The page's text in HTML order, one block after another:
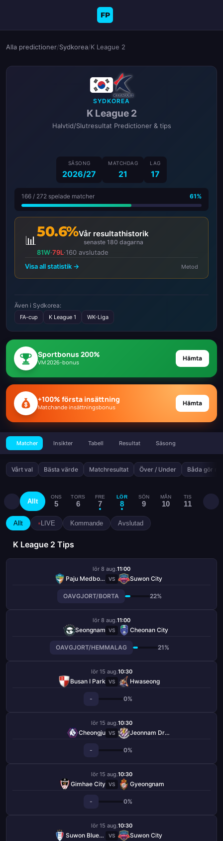
FP
Alla predictioner/Sydkorea/K League 2
SYDKOREA
K League 2
Halvtid/Slutresultat Predictioner & tips
SÄSONG
2026/27
MATCHDAG
21
LAG
17
166 / 272 spelade matcher 61%
📊
50.6%Vår resultathistorik
senaste 180 dagarna
81W·79L·160 avslutade
Visa all statistik →
Metod
Även i Sydkorea:
FA-cup K League 1 WK-Liga
Sportbonus 200%
VM 2026-bonus Hämta
+100% första insättning
Matchande insättningsbonus Hämta
Matcher Insikter Tabell Resultat Säsong
Vårt val Bästa värde Matchresultat Över / Under Båda gör
Allt
ONS
5
TORS
6
FRE
7
LÖR
8
SÖN
9
MÅN
10
TIS
11
ONS
Allt LIVE Kommande Avslutad
K League 2 Tips
lör 8 aug.11:00
Paju Medborgare VS Suwon City
OAVGJORT/BORTA 22%
lör 8 aug.11:00
Seongnam VS Cheonan City
OAVGJORT/HEMMALAG 21%
lör 15 aug.10:30
Busan I Park VS Hwaseong
- 0%
lör 15 aug.10:30
Cheongju VS Jeonnam Dragons
- 0%
lör 15 aug.10:30
Gimhae City VS Gyeongnam
- 0%
lör 15 aug.10:30
Suwon Bluewings VS Suwon City